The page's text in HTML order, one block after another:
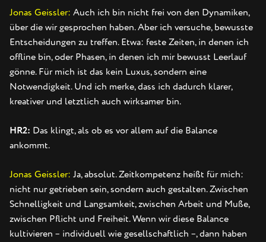
Jonas Geissler: Auch ich bin nicht frei von den Dynamiken,
über die wir gesprochen haben. Aber ich versuche, bewusste
Entscheidungen zu treffen. Etwa: feste Zeiten, in denen ich
offline bin, oder Phasen, in denen ich mir bewusst Leerlauf
gönne. Für mich ist das kein Luxus, sondern eine
Notwendigkeit. Und ich merke, dass ich dadurch klarer,
kreativer und letztlich auch wirksamer bin.
HR2: Das klingt, als ob es vor allem auf die Balance
ankommt.
Jonas Geissler: Ja, absolut. Zeitkompetenz heißt für mich:
nicht nur getrieben sein, sondern auch gestalten. Zwischen
Schnelligkeit und Langsamkeit, zwischen Arbeit und Muße,
zwischen Pflicht und Freiheit. Wenn wir diese Balance
kultivieren – individuell wie gesellschaftlich –, dann haben